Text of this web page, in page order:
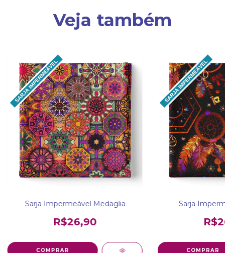
Veja também
Sarja Impermeável Medaglia
R$26,90
Sarja